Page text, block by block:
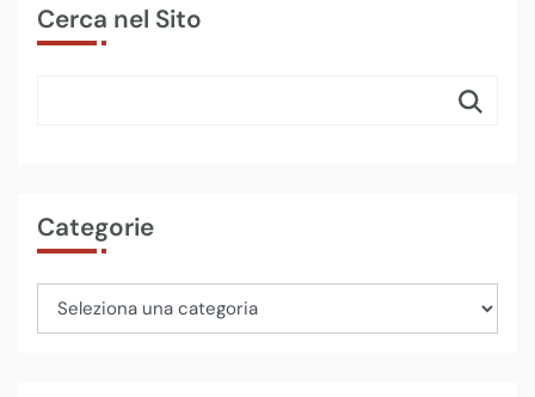
Cerca nel Sito
Categorie